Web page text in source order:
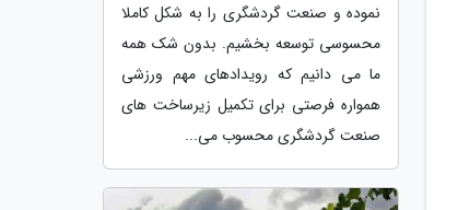
نموده و صنعت گردشگری را به شکل کاملا
محسوسی توسعه بخشیم. بدون شک همه
ما می دانیم که رویدادهای مهم ورزشی
همواره فرصتی برای تکمیل زیرساخت های
صنعت گردشگری محسوب می...